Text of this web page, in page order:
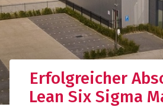
Erfolgreicher
Lean Six Sigma